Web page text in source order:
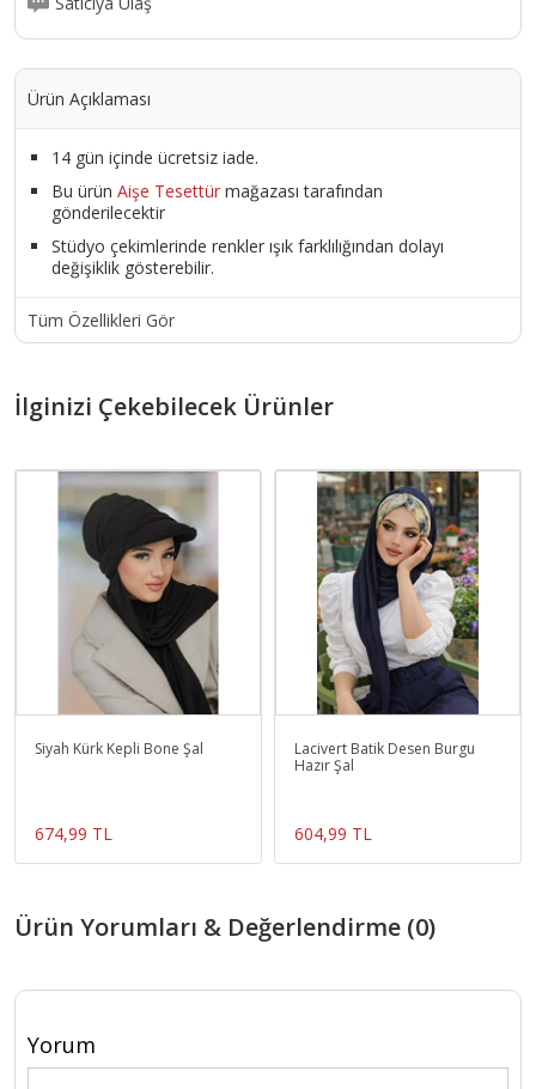
Ürün Açıklaması
14 gün içinde ücretsiz iade.
Bu ürün Aişe Tesettür mağazası tarafından
gönderilecektir
Stüdyo çekimlerinde renkler ışık farklılığından dolayı
değişiklik gösterebilir.
Tüm Özellikleri Gör
İlginizi Çekebilecek Ürünler
Siyah Kürk Kepli Bone Şal
674,99 TL
Lacivert Batik Desen Burgu
Hazır Şal
604,99 TL
Ürün Yorumları & Değerlendirme (0)
Yorum